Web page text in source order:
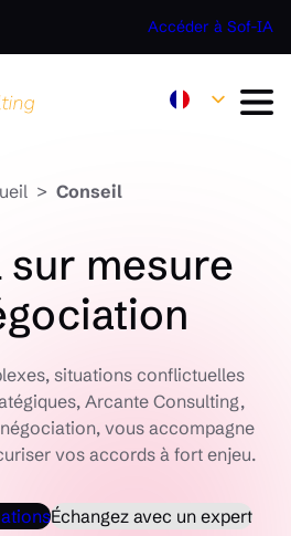
Accéder à Sof-IA
Conseil
sur mesure
situations conflictuelles
Arcante Consulting,
vous accompagne
vos accords à fort enjeu.
Échangez avec un expert